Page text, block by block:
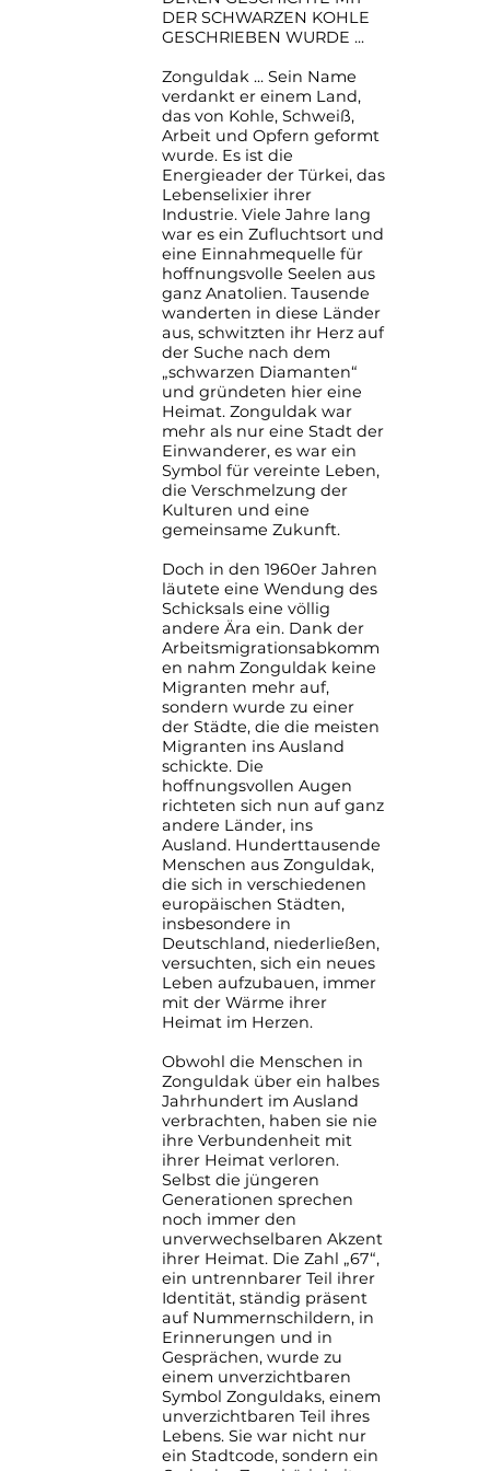
DER SCHWARZEN KOHLE
GESCHRIEBEN WURDE ...
Zonguldak ... Sein Name
verdankt er einem Land,
das von Kohle, Schweiß,
Arbeit und Opfern geformt
wurde. Es ist die
Energieader der Türkei, das
Lebenselixier ihrer
Industrie. Viele Jahre lang
war es ein Zufluchtsort und
eine Einnahmequelle für
hoffnungsvolle Seelen aus
ganz Anatolien. Tausende
wanderten in diese Länder
aus, schwitzten ihr Herz auf
der Suche nach dem
„schwarzen Diamanten“
und gründeten hier eine
Heimat. Zonguldak war
mehr als nur eine Stadt der
Einwanderer, es war ein
Symbol für vereinte Leben,
die Verschmelzung der
Kulturen und eine
gemeinsame Zukunft.
Doch in den 1960er Jahren
läutete eine Wendung des
Schicksals eine völlig
andere Ära ein. Dank der
Arbeitsmigrationsabkomm
en nahm Zonguldak keine
Migranten mehr auf,
sondern wurde zu einer
der Städte, die die meisten
Migranten ins Ausland
schickte. Die
hoffnungsvollen Augen
richteten sich nun auf ganz
andere Länder, ins
Ausland. Hunderttausende
Menschen aus Zonguldak,
die sich in verschiedenen
europäischen Städten,
insbesondere in
Deutschland, niederließen,
versuchten, sich ein neues
Leben aufzubauen, immer
mit der Wärme ihrer
Heimat im Herzen.
Obwohl die Menschen in
Zonguldak über ein halbes
Jahrhundert im Ausland
verbrachten, haben sie nie
ihre Verbundenheit mit
ihrer Heimat verloren.
Selbst die jüngeren
Generationen sprechen
noch immer den
unverwechselbaren Akzent
ihrer Heimat. Die Zahl „67“,
ein untrennbarer Teil ihrer
Identität, ständig präsent
auf Nummernschildern, in
Erinnerungen und in
Gesprächen, wurde zu
einem unverzichtbaren
Symbol Zonguldaks, einem
unverzichtbaren Teil ihres
Lebens. Sie war nicht nur
ein Stadtcode, sondern ein